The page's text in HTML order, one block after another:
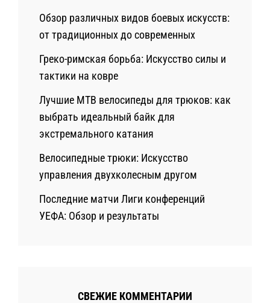
Обзор различных видов боевых искусств:
от традиционных до современных
Греко-римская борьба: Искусство силы и
тактики на ковре
Лучшие MTB велосипеды для трюков: как
выбрать идеальный байк для
экстремального катания
Велосипедные трюки: Искусство
управления двухколесным другом
Последние матчи Лиги конференций
УЕФА: Обзор и результаты
СВЕЖИЕ КОММЕНТАРИИ